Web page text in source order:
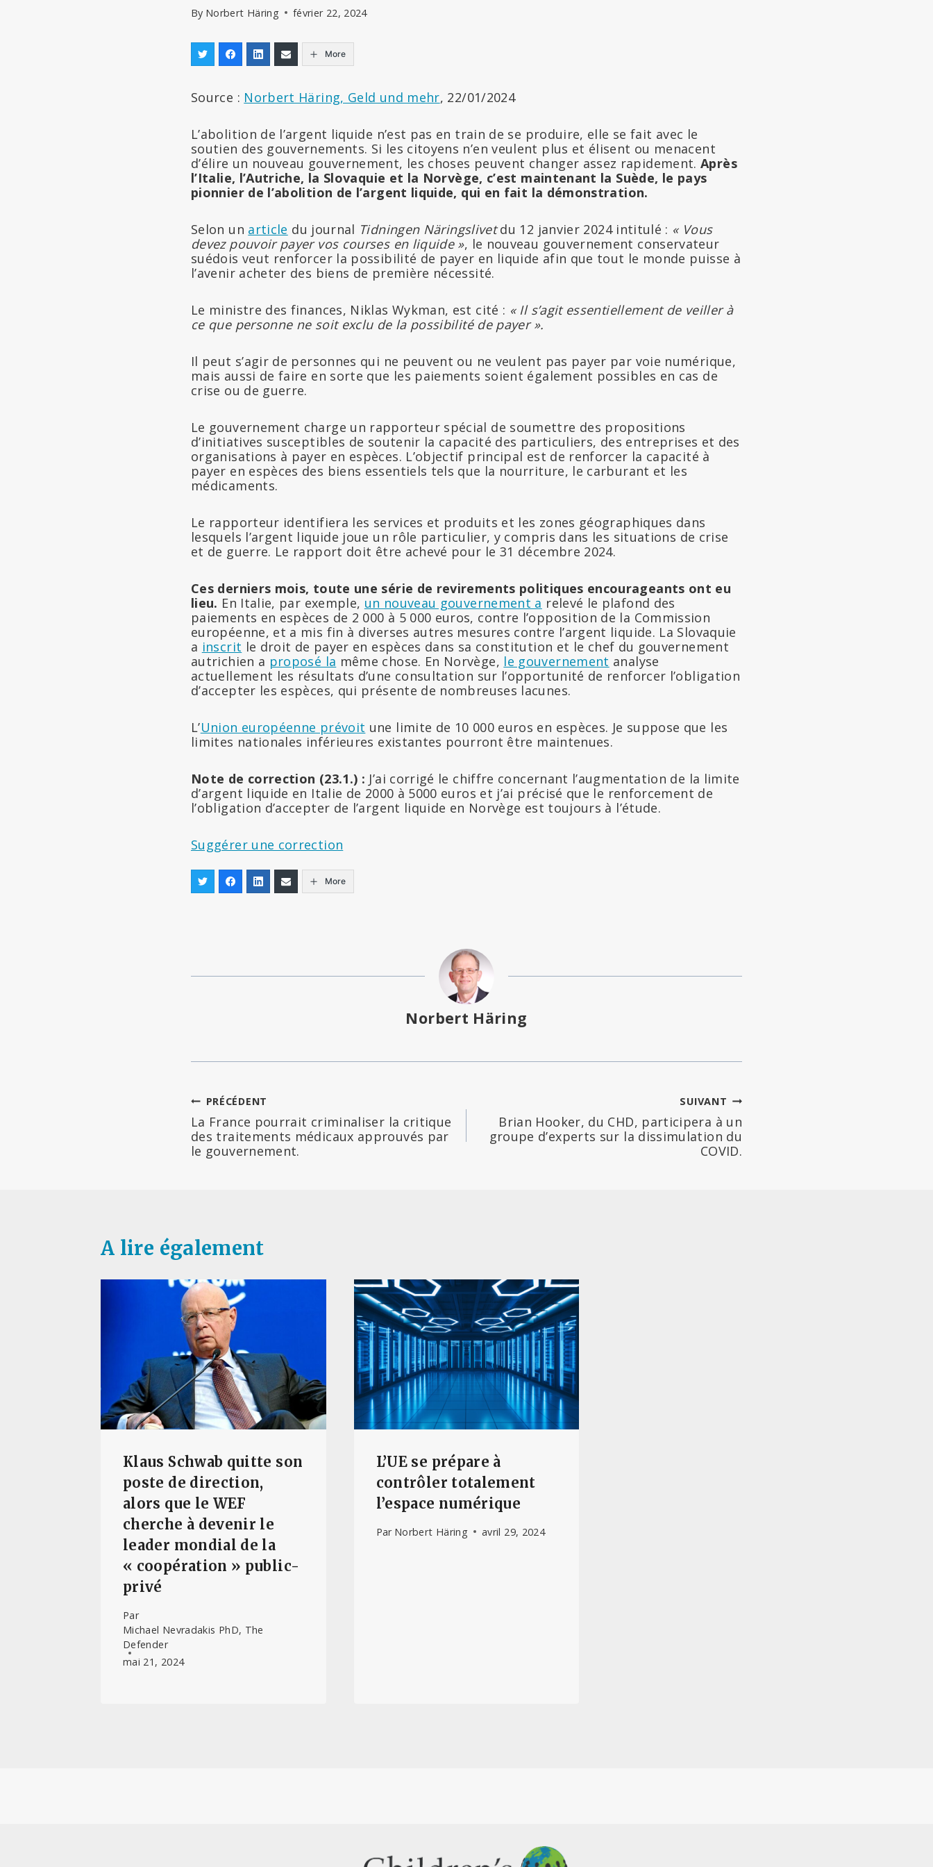
By Norbert Häring février 22, 2024
More
Source : Norbert Häring, Geld und mehr, 22/01/2024
L’abolition de l’argent liquide n’est pas en train de se produire, elle se fait avec le
soutien des gouvernements. Si les citoyens n’en veulent plus et élisent ou menacent
d’élire un nouveau gouvernement, les choses peuvent changer assez rapidement. Après
l’Italie, l’Autriche, la Slovaquie et la Norvège, c’est maintenant la Suède, le pays
pionnier de l’abolition de l’argent liquide, qui en fait la démonstration.
Selon un article du journal Tidningen Näringslivetdu 12 janvier 2024 intitulé : « Vous
devez pouvoir payer vos courses en liquide », le nouveau gouvernement conservateur
suédois veut renforcer la possibilité de payer en liquide afin que tout le monde puisse à
l’avenir acheter des biens de première nécessité.
Le ministre des finances, Niklas Wykman, est cité : « Il s’agit essentiellement de veiller à
ce que personne ne soit exclu de la possibilité de payer ».
Il peut s’agir de personnes qui ne peuvent ou ne veulent pas payer par voie numérique,
mais aussi de faire en sorte que les paiements soient également possibles en cas de
crise ou de guerre.
Le gouvernement charge un rapporteur spécial de soumettre des propositions
d’initiatives susceptibles de soutenir la capacité des particuliers, des entreprises et des
organisations à payer en espèces. L’objectif principal est de renforcer la capacité à
payer en espèces des biens essentiels tels que la nourriture, le carburant et les
médicaments.
Le rapporteur identifiera les services et produits et les zones géographiques dans
lesquels l’argent liquide joue un rôle particulier, y compris dans les situations de crise
et de guerre. Le rapport doit être achevé pour le 31 décembre 2024.
Ces derniers mois, toute une série de revirements politiques encourageants ont eu
lieu. En Italie, par exemple, un nouveau gouvernement a relevé le plafond des
paiements en espèces de 2 000 à 5 000 euros, contre l’opposition de la Commission
européenne, et a mis fin à diverses autres mesures contre l’argent liquide. La Slovaquie
a inscrit le droit de payer en espèces dans sa constitution et le chef du gouvernement
autrichien a proposé la même chose. En Norvège, le gouvernement analyse
actuellement les résultats d’une consultation sur l’opportunité de renforcer l’obligation
d’accepter les espèces, qui présente de nombreuses lacunes.
L’Union européenne prévoit une limite de 10 000 euros en espèces. Je suppose que les
limites nationales inférieures existantes pourront être maintenues.
Note de correction (23.1.) : J’ai corrigé le chiffre concernant l’augmentation de la limite
d’argent liquide en Italie de 2000 à 5000 euros et j’ai précisé que le renforcement de
l’obligation d’accepter de l’argent liquide en Norvège est toujours à l’étude.
Suggérer une correction
More
Norbert Häring
Navigation
de
l’article
PRÉCÉDENT
La France pourrait criminaliser la critique
des traitements médicaux approuvés par
le gouvernement.
SUIVANT
Brian Hooker, du CHD, participera à un
groupe d’experts sur la dissimulation du
COVID.
A lire également
Klaus Schwab quitte son
poste de direction,
alors que le WEF
cherche à devenir le
leader mondial de la
« coopération » public-
privé
Par
Michael Nevradakis PhD, The
Defender
mai 21, 2024
L’UE se prépare à
contrôler totalement
l’espace numérique
Par Norbert Häring avril 29, 2024